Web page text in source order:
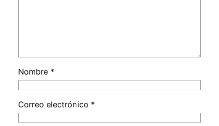
Nombre *
Correo electrónico *